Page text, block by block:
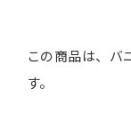
この商品は、バ
す。